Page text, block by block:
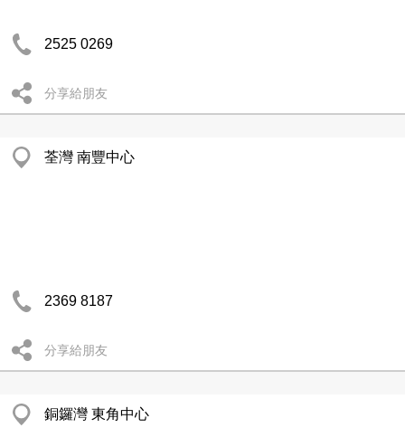
2525 0269
分享給朋友
荃灣 南豐中心
2369 8187
分享給朋友
銅鑼灣 東角中心